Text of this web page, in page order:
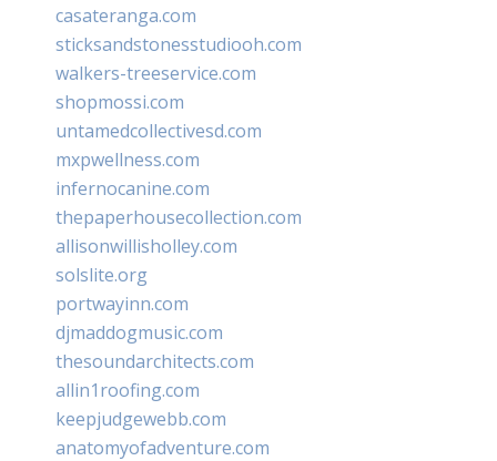
casateranga.com
sticksandstonesstudiooh.com
walkers-treeservice.com
shopmossi.com
untamedcollectivesd.com
mxpwellness.com
infernocanine.com
thepaperhousecollection.com
allisonwillisholley.com
solslite.org
portwayinn.com
djmaddogmusic.com
thesoundarchitects.com
allin1roofing.com
keepjudgewebb.com
anatomyofadventure.com